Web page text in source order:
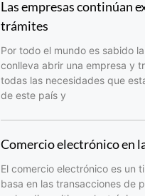
Las empresas continúan
trámites
Por todo el mundo es sabido
conlleva abrir una empresa y
todas las necesidades que
de este país y
Comercio electrónico en
El comercio electrónico es un
basa en las transacciones de